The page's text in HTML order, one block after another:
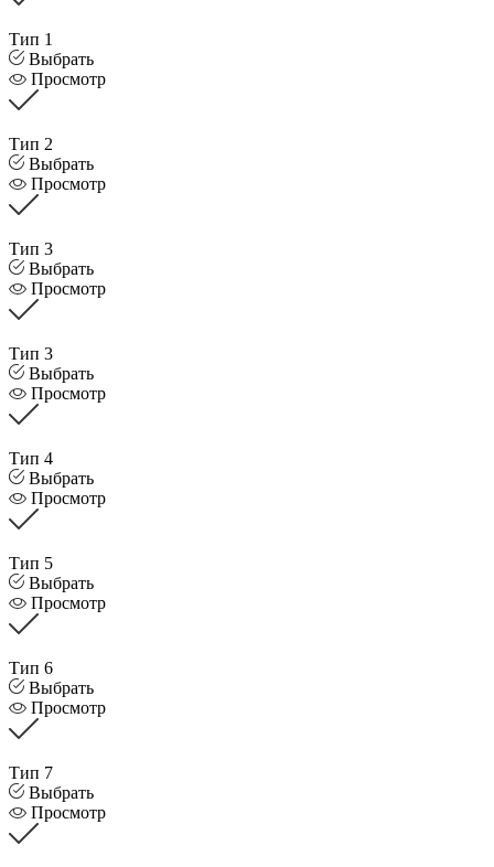
Тип 1
Выбрать
Просмотр
Тип 2
Выбрать
Просмотр
Тип 3
Выбрать
Просмотр
Тип 3
Выбрать
Просмотр
Тип 4
Выбрать
Просмотр
Тип 5
Выбрать
Просмотр
Тип 6
Выбрать
Просмотр
Тип 7
Выбрать
Просмотр